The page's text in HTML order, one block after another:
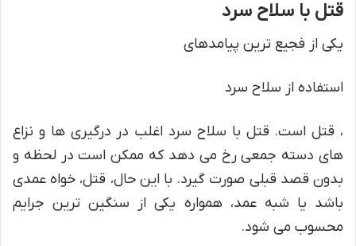
قتل با سلاح سرد
یکی از فجیع ترین پیامدهای
استفاده از سلاح سرد
، قتل است. قتل با سلاح سرد اغلب در درگیری ها و نزاع
های دسته جمعی رخ می دهد که ممکن است در لحظه و
بدون قصد قبلی صورت گیرد. با این حال، قتل، خواه عمدی
باشد یا شبه عمد، همواره یکی از سنگین ترین جرایم
محسوب می شود.